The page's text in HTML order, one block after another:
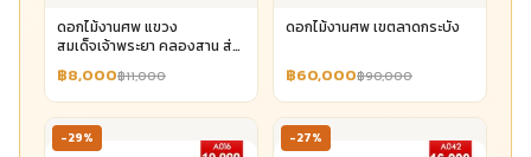
ดอกไม้งานศพ แขวง
สมเด็จเจ้าพระยา คลองสาน ส่ง
ด่วน
฿8,000฿11,000
ดอกไม้งานศพ เขตลาดกระบัง
฿60,000฿90,000
-29% -27%